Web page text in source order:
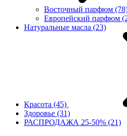
Восточный парфюм
Европейский парфюм
Натуральные масла (23)
Красота (45)
Здоровье (31)
РАСПРОДАЖА 25-50% (21)